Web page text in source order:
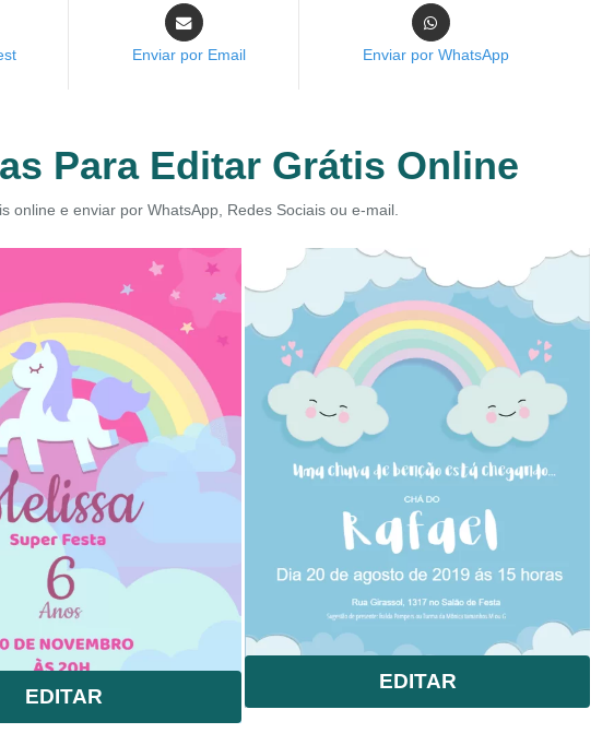
Enviar por Email Enviar por WhatsApp
Para Editar Grátis Online
online e enviar por WhatsApp, Redes Sociais ou e-mail.
EDITAR
EDITAR